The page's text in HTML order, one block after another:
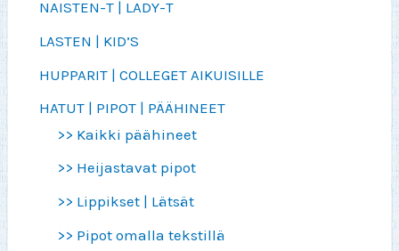
NAISTEN-T | LADY-T
LASTEN | KID’S
HUPPARIT | COLLEGET AIKUISILLE
HATUT | PIPOT | PÄÄHINEET
>> Kaikki päähineet
>> Heijastavat pipot
>> Lippikset | Lätsät
>> Pipot omalla tekstillä